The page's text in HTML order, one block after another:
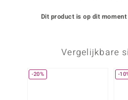
Dit product is op dit
Vergelijkbare
-20% -